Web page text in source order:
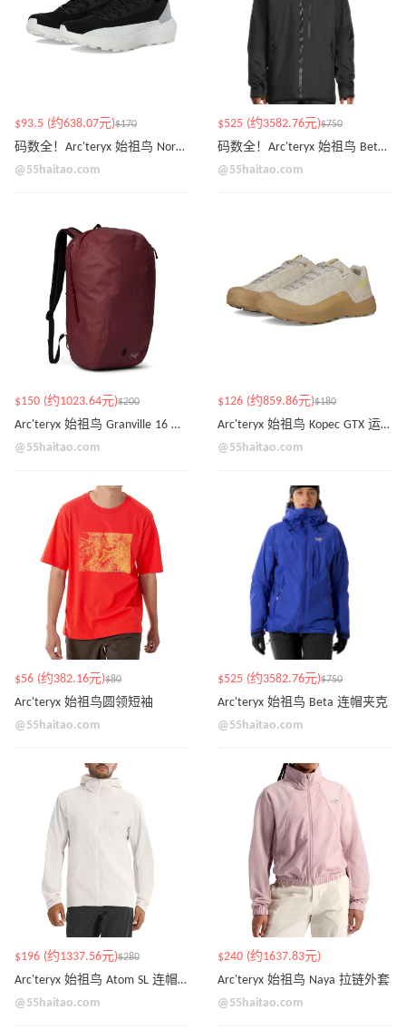
$93.5 (约638.07元)$170
码数全！Arc'teryx 始祖鸟 Norvan LD 4 运动鞋
@55haitao.com
$525 (约3582.76元)$750
码数全！Arc'teryx 始祖鸟 Beta 连帽夹克
@55haitao.com
$150 (约1023.64元)$200
Arc'teryx 始祖鸟 Granville 16 双肩包
@55haitao.com
$126 (约859.86元)$180
Arc'teryx 始祖鸟 Kopec GTX 运动鞋
@55haitao.com
$56 (约382.16元)$80
Arc'teryx 始祖鸟圆领短袖
@55haitao.com
$525 (约3582.76元)$750
Arc'teryx 始祖鸟 Beta 连帽夹克
@55haitao.com
$196 (约1337.56元)$280
Arc'teryx 始祖鸟 Atom SL 连帽衫
@55haitao.com
$240 (约1637.83元)
Arc'teryx 始祖鸟 Naya 拉链外套
@55haitao.com